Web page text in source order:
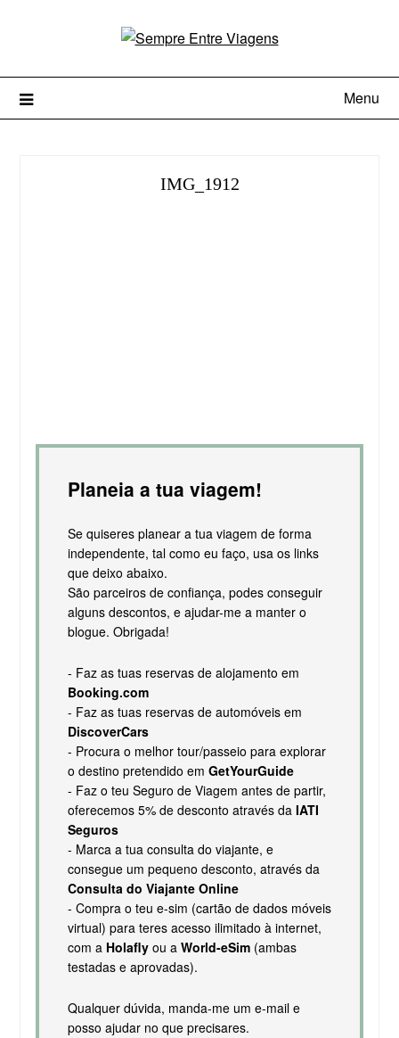
Menu
IMG_1912
Planeia a tua viagem!
Se quiseres planear a tua viagem de forma
independente, tal como eu faço, usa os links
que deixo abaixo.
São parceiros de confiança, podes conseguir
alguns descontos, e ajudar-me a manter o
blogue. Obrigada!
- Faz as tuas reservas de alojamento em
Booking.com
- Faz as tuas reservas de automóveis em
DiscoverCars
- Procura o melhor tour/passeio para explorar
o destino pretendido em GetYourGuide
- Faz o teu Seguro de Viagem antes de partir,
oferecemos 5% de desconto através da IATI
Seguros
- Marca a tua consulta do viajante, e
consegue um pequeno desconto, através da
Consulta do Viajante Online
- Compra o teu e-sim (cartão de dados móveis
virtual) para teres acesso ilimitado à internet,
com a Holaflyou a World-eSim(ambas
testadas e aprovadas).
Qualquer dúvida, manda-me um e-mail e
posso ajudar no que precisares.